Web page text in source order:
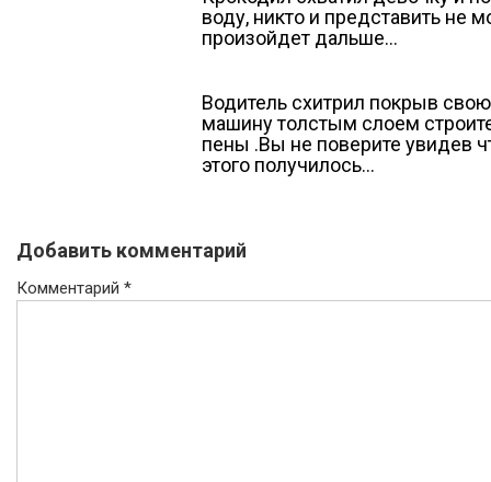
воду, никто и представить не
произойдет дальше…
Водитель схитрил покрыв
машину толстым слоем
пены .Вы не поверите увидев
этого получилось…
Добавить комментарий
Комментарий *